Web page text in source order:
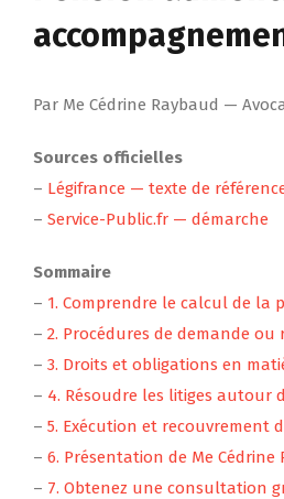
Par Me Cédrine Raybaud —
Sources officielles
– Légifrance — texte de
– Service-Public.fr — démarche
Sommaire
– 1. Comprendre le calcul de la
– 2. Procédures de demande
– 3. Droits et obligations en
– 4. Résoudre les litiges autour
– 5. Exécution et recouvrement
– 6. Présentation de Me
– 7. Obtenez une consultation